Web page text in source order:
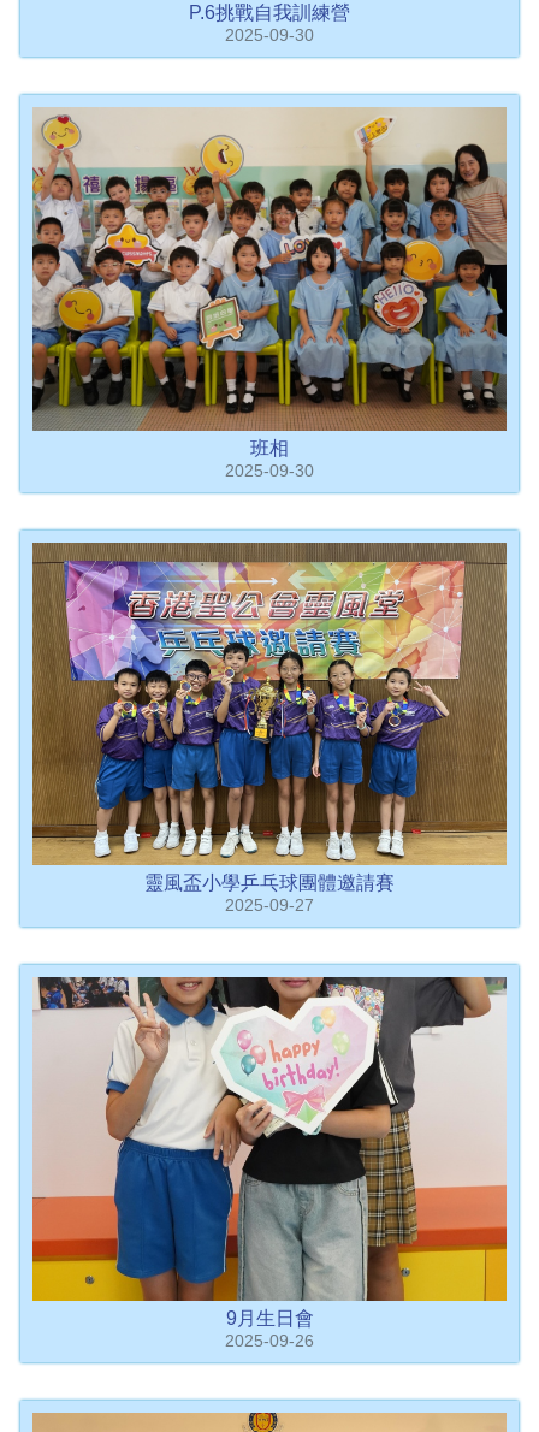
P.6挑戰自我訓練營
2025-09-30
班相
2025-09-30
靈風盃小學乒乓球團體邀請賽
2025-09-27
9月生日會
2025-09-26